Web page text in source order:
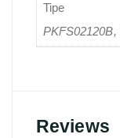
Tipe
Reviews